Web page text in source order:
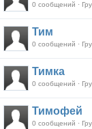
0 сообщений ·
Тим
0 сообщений ·
Тимка
0 сообщений ·
Тимофей
0 сообщений ·